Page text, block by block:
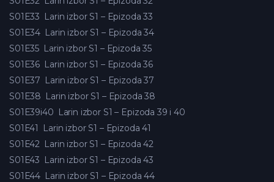
S01E33 Larin izbor S1 – Epizoda 33
S01E34 Larin izbor S1 – Epizoda 34
S01E35 Larin izbor S1 – Epizoda 35
S01E36 Larin izbor S1 – Epizoda 36
S01E37 Larin izbor S1 – Epizoda 37
S01E38 Larin izbor S1 – Epizoda 38
S01E39i40 Larin izbor S1 – Epizoda 39 i 40
S01E41
Larin izbor S1 – Epizoda 41
S01E42 Larin izbor S1 – Epizoda 42
S01E43 Larin izbor S1 – Epizoda 43
S01E44 Larin izbor S1 – Epizoda 44